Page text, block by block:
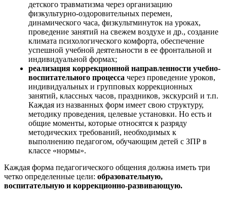
детского травматизма через организацию
физкультурно-оздоровительных перемен,
динамического часа, физкультминуток на уроках,
проведение занятий на свежем воздухе и др., создание
климата психологического комфорта, обеспечение
успешной учебной деятельности в ее фронтальной и
индивидуальной формах;
реализация коррекционной направленности учебно-
воспитательного процесса через проведение уроков,
индивидуальных и групповых коррекционных
занятий, классных часов, праздников, экскурсий и т.п.
Каждая из названных форм имеет свою структуру,
методику проведения, целевые установки. Но есть и
общие моменты, которые относятся к разряду
методических требований, необходимых к
выполнению педагогом, обучающим детей с ЗПР в
классе «нормы».
Каждая форма педагогического общения должна иметь три
четко определенные цели: образовательную,
воспитательную и коррекционно-развивающую.